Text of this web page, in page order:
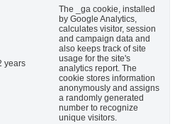
years
The _ga cookie, installed
by Google Analytics,
calculates visitor, session
and campaign data and
also keeps track of site
usage for the site's
analytics report. The
cookie stores information
anonymously and assigns
a randomly generated
number to recognize
unique visitors.